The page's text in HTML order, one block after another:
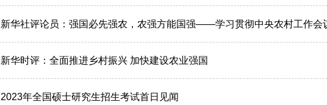
新华社评论员：强国必先强农，农强方能国强——学习贯彻中央农村工作会
新华时评：全面推进乡村振兴 加快建设农业强国
2023年全国硕士研究生招生考试首日见闻